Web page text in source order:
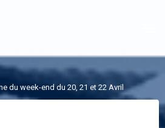
du week-end du 20, 21 et 22 Avril